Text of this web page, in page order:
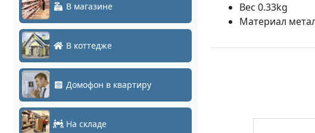
В магазине
В коттедже
Домофон в квартиру
На складе
Вес 0.33kg
Материал